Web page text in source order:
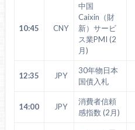
10:45 CNY
中国
Caixin（財
新）サービ
ス業PMI (2
月)
12:35 JPY
30年物日本
国債入札
14:00 JPY
消費者信頼
感指数 (2月)